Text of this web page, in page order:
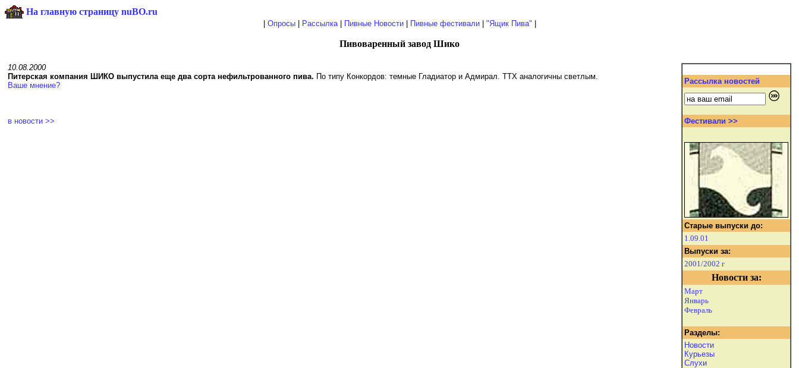
На главную страницу nuBO.ru
Опросы| Рассылка| Пивные Новости| Пивные фестивали| "Ящик Пива"
Пивоваренный завод Шико
10.08.2000
Питерская компания ШИКО выпустила еще два соpта нефильтpованного пива. По типу Конкордов: темные Гладиатоp и Адмиpал. ТТХ аналогичны светлым.
Ваше мнение?
в новости >>
Рассылка новостей
Фестивали >>
Старые выпуски до:
1.09.01
Выпуски за:
2001/2002 г
Новости за:
Март
Январь
Февраль
Разделы:
Новости
Курьезы
Слухи